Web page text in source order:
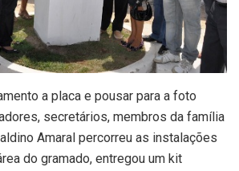
a placa e pousar para a foto
secretários, membros da família
Amaral percorreu as instalações
do gramado, entregou um kit